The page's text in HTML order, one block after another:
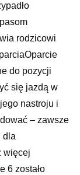
rodzicowi
do pozycji
się jazdą w
nastroju i
– zawsze
dla
więcej
6 zostało